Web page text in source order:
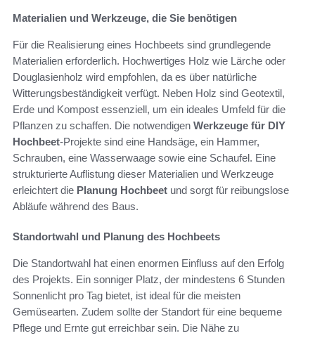
Materialien und Werkzeuge, die Sie benötigen
Für die Realisierung eines Hochbeets sind grundlegende
Materialien erforderlich. Hochwertiges Holz wie Lärche oder
Douglasienholz wird empfohlen, da es über natürliche
Witterungsbeständigkeit verfügt. Neben Holz sind Geotextil,
Erde und Kompost essenziell, um ein ideales Umfeld für die
Pflanzen zu schaffen. Die notwendigen Werkzeuge für DIY
Hochbeet-Projekte sind eine Handsäge, ein Hammer,
Schrauben, eine Wasserwaage sowie eine Schaufel. Eine
strukturierte Auflistung dieser Materialien und Werkzeuge
erleichtert die Planung Hochbeet und sorgt für reibungslose
Abläufe während des Baus.
Standortwahl und Planung des Hochbeets
Die Standortwahl hat einen enormen Einfluss auf den Erfolg
des Projekts. Ein sonniger Platz, der mindestens 6 Stunden
Sonnenlicht pro Tag bietet, ist ideal für die meisten
Gemüsearten. Zudem sollte der Standort für eine bequeme
Pflege und Ernte gut erreichbar sein. Die Nähe zu